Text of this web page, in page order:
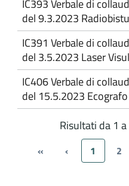
IC393 Verbale di
del 9.3.2023
IC391 Verbale di
del 3.5.2023 Laser
IC406 Verbale di
del 15.5.2023
Risultati da 1
« ‹ 1 2